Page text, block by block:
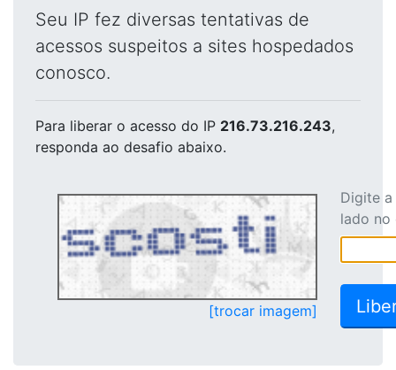
Seu IP fez diversas tentativas de
acessos suspeitos a sites hospedados
conosco.
Para liberar o acesso do IP 216.73.216.243,
responda ao desafio abaixo.
[trocar imagem]
Digite
lado no